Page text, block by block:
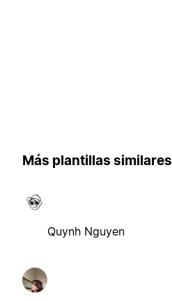
Más plantillas similares
Quynh Nguyen